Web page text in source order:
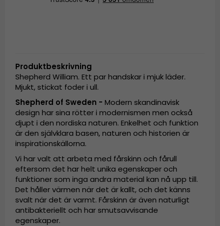
Produktbeskrivning
Shepherd William. Ett par handskar i mjuk läder.
Mjukt, stickat foder i ull.
Shepherd of Sweden -Modern skandinavisk
design har sina rötter i modernismen men också
djupt i den nordiska naturen. Enkelhet och funktion
är den självklara basen, naturen och historien är
inspirationskällorna.
Vi har valt att arbeta med fårskinn och fårull
eftersom det har helt unika egenskaper och
funktioner som inga andra material kan nå upp till.
Det håller värmen när det är kallt, och det känns
svalt när det är varmt. Fårskinn är även naturligt
antibakteriellt och har smutsavvisande
egenskaper.